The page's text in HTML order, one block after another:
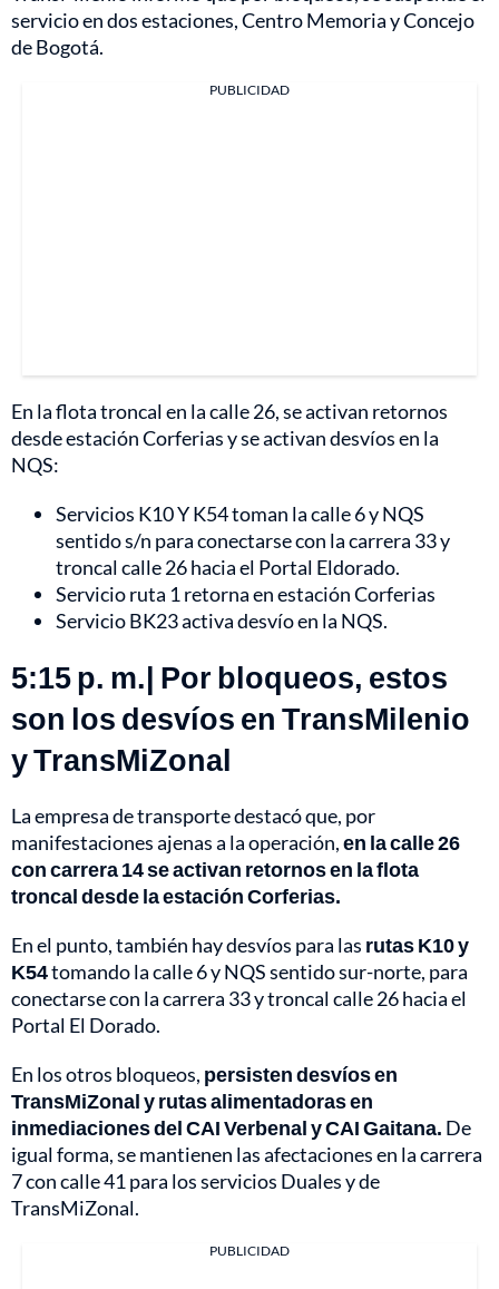
servicio en dos estaciones, Centro Memoria y Concejo
de Bogotá.
PUBLICIDAD
En la flota troncal en la calle 26, se activan retornos
desde estación Corferias y se activan desvíos en la
NQS:
Servicios K10 Y K54 toman la calle 6 y NQS
sentido s/n para conectarse con la carrera 33 y
troncal calle 26 hacia el Portal Eldorado.
Servicio ruta 1 retorna en estación Corferias
Servicio BK23 activa desvío en la NQS.
5:15 p. m.| Por bloqueos, estos
son los desvíos en TransMilenio
y TransMiZonal
La empresa de transporte destacó que, por
manifestaciones ajenas a la operación,en la calle 26
con carrera 14 se activan retornos en la flota
troncal desde la estación Corferias.
En el punto, también hay desvíos para las rutas K10 y
K54tomando la calle 6 y NQS sentido sur-norte, para
conectarse con la carrera 33 y troncal calle 26 hacia el
Portal El Dorado.
En los otros bloqueos, persisten desvíos en
TransMiZonal y rutas alimentadoras en
inmediaciones del CAI Verbenal y CAI Gaitana. De
igual forma, se mantienen las afectaciones en la carrera
7 con calle 41 para los servicios Duales y de
TransMiZonal.
PUBLICIDAD